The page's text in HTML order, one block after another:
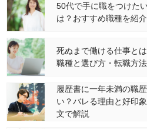
50代で手に職をつけた
は？おすすめ職種を紹介
死ぬまで働ける仕事と
職種と選び方・転職方法
履歴書に一年未満の職
い？バレる理由と好印
文で解説